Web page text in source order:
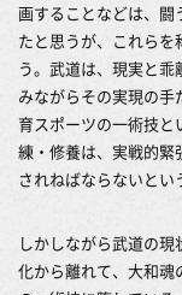
画することなどは、闘
たと思うが、これら
う。武道は、現実と
みながらその実現の
育スポーツの一術技
練・修養は、実戦的
されねばならないとい
しかしながら武道の
化から離れて、大和魂